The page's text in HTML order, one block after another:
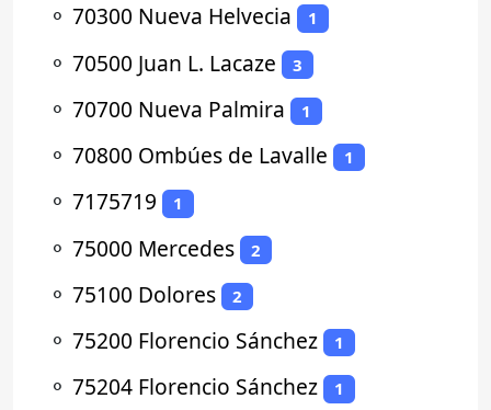
⚬ 70300 Nueva Helvecia 1
⚬ 70500 Juan L. Lacaze 3
⚬ 70700 Nueva Palmira 1
⚬ 70800 Ombúes de Lavalle 1
⚬ 7175719 1
⚬ 75000 Mercedes 2
⚬ 75100 Dolores 2
⚬ 75200 Florencio Sánchez 1
⚬ 75204 Florencio Sánchez 1